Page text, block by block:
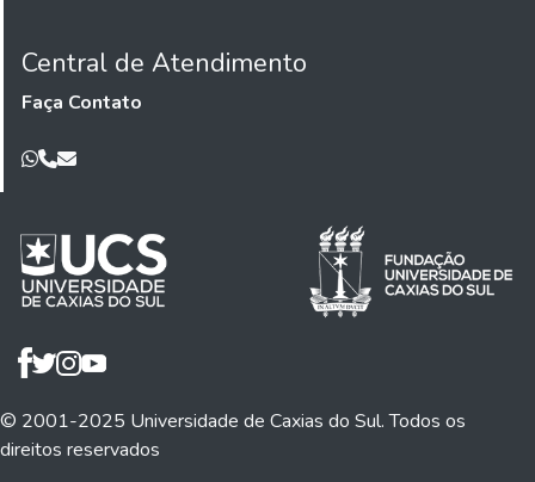
Central de Atendimento
Faça Contato
© 2001-2025 Universidade de Caxias do Sul. Todos os
direitos reservados